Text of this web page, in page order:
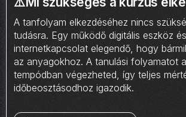
A tanfolyam elkezdéséhez nincs
tudásra. Egy működő digitális eszköz
internetkapcsolat elegendő, hogy
az anyagokhoz. A tanulási folyamatot
tempódban végezheted, így teljes
időbeosztásodhoz igazodik.